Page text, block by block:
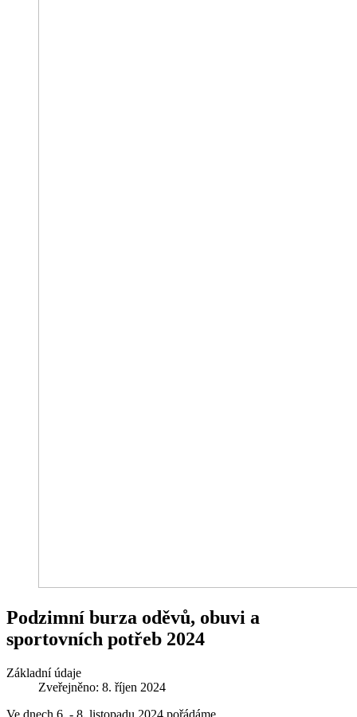
Podzimní burza oděvů, obuvi a
sportovních potřeb 2024
Základní údaje
Zveřejněno: 8. říjen 2024
Ve dnech 6. - 8. listopadu 2024 pořádáme